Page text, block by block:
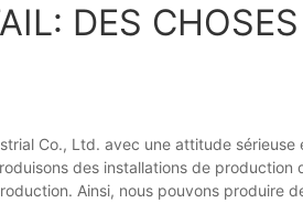
DES
Co., Ltd. avec une attitude sérieuse
des installations de production
Ainsi, nous pouvons produire